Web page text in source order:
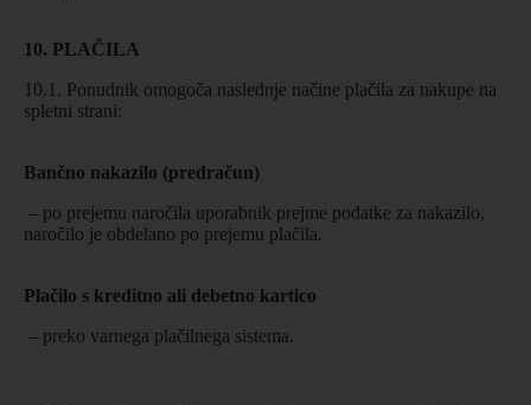
10. PLAČILA
10.1. Ponudnik omogoča naslednje načine plačila za nakupe na
spletni strani:
Bančno nakazilo (predračun)
– po prejemu naročila uporabnik prejme podatke za nakazilo,
naročilo je obdelano po prejemu plačila.
Plačilo s kreditno ali debetno kartico
– preko varnega plačilnega sistema.